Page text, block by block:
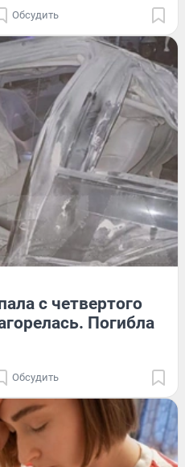
Обсудить
с четвертого
Погибла
Обсудить